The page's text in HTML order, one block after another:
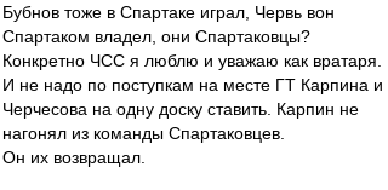
Бубнов тоже в Спартаке играл, Червь вон
Спартаком владел, они Спартаковцы?
Конкретно ЧСС я люблю и уважаю как вратаря.
И не надо по поступкам на месте ГТ Карпина и
Черчесова на одну доску ставить. Карпин не
нагонял из команды Спартаковцев.
Он их возвращал.